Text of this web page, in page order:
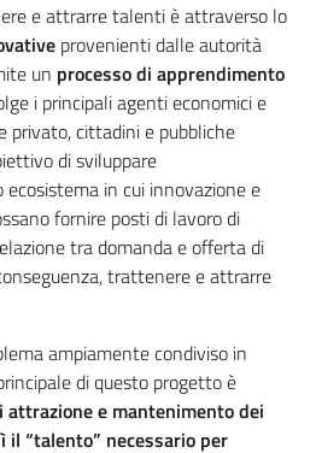
e attrarre talenti è attraverso lo
provenienti dalle autorità
un processo di apprendimento
i principali agenti economici e
privato, cittadini e pubbliche
di sviluppare
in cui innovazione e
fornire posti di lavoro di
tra domanda e offerta di
trattenere e attrarre
ampiamente condiviso in
di questo progetto è
e mantenimento dei
“talento” necessario per